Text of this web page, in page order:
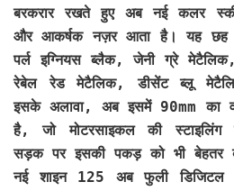
बरकरार रखते हुए अब नई कलर
और आकर्षक नज़र आता है। यह छह
पर्ल इग्नियस ब्लैक, जेनी ग्रे
रेबेल रेड मेटैलिक, डीसेंट ब्लू
इसके अलावा, अब इसमें 90mm का
है, जो मोटरसाइकल की
सड़क पर इसकी पकड़ को भी बेहतर
नई शाइन 125 अब फुली